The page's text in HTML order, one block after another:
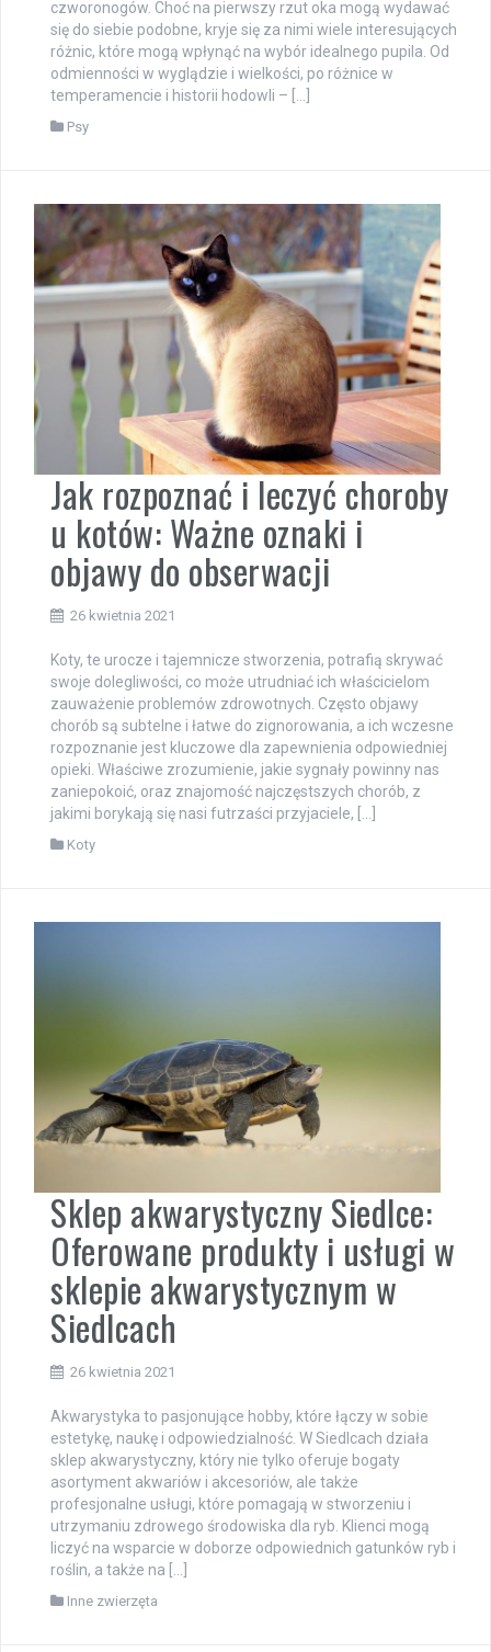
czworonogów. Choć na pierwszy rzut oka mogą wydawać
się do siebie podobne, kryje się za nimi wiele interesujących
różnic, które mogą wpłynąć na wybór idealnego pupila. Od
odmienności w wyglądzie i wielkości, po różnice w
temperamencie i historii hodowli – […]
Psy
Jak rozpoznać i leczyć choroby
u kotów: Ważne oznaki i
objawy do obserwacji
26 kwietnia 2021
Koty, te urocze i tajemnicze stworzenia, potrafią skrywać
swoje dolegliwości, co może utrudniać ich właścicielom
zauważenie problemów zdrowotnych. Często objawy
chorób są subtelne i łatwe do zignorowania, a ich wczesne
rozpoznanie jest kluczowe dla zapewnienia odpowiedniej
opieki. Właściwe zrozumienie, jakie sygnały powinny nas
zaniepokoić, oraz znajomość najczęstszych chorób, z
jakimi borykają się nasi futrzaści przyjaciele, […]
Koty
Sklep akwarystyczny Siedlce:
Oferowane produkty i usługi w
sklepie akwarystycznym w
Siedlcach
26 kwietnia 2021
Akwarystyka to pasjonujące hobby, które łączy w sobie
estetykę, naukę i odpowiedzialność. W Siedlcach działa
sklep akwarystyczny, który nie tylko oferuje bogaty
asortyment akwariów i akcesoriów, ale także
profesjonalne usługi, które pomagają w stworzeniu i
utrzymaniu zdrowego środowiska dla ryb. Klienci mogą
liczyć na wsparcie w doborze odpowiednich gatunków ryb i
roślin, a także na […]
Inne zwierzęta